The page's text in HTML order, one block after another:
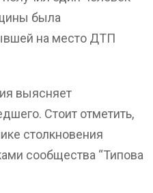
была
на место ДТП
выясняет
Стоит отметить,
столкновения
сообщества “Типова